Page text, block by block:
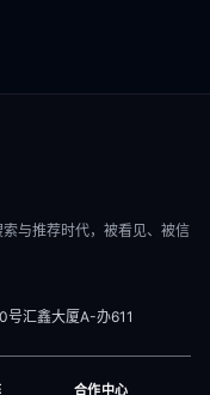
与推荐时代，被看见、被信
号汇鑫大厦A-办611
合作中心